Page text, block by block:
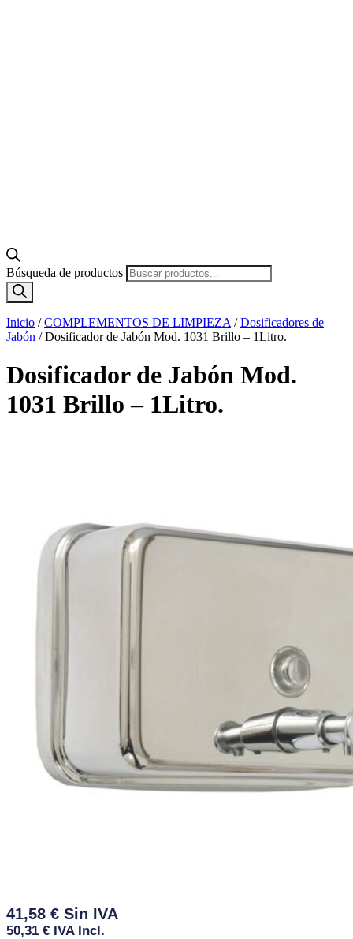
Búsqueda de productos
Inicio /COMPLEMENTOS DE LIMPIEZA /Dosificadores de
Jabón /Dosificador de Jabón Mod. 1031 Brillo – 1Litro.
Dosificador de Jabón Mod.
1031 Brillo – 1Litro.
41,58 €
50,31 € IVA Incl.